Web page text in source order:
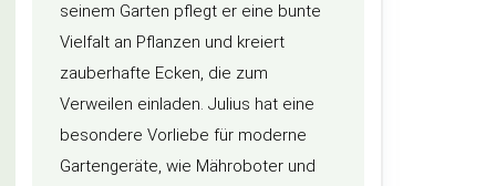
seinem Garten pflegt er eine bunte
Vielfalt an Pflanzen und kreiert
zauberhafte Ecken, die zum
Verweilen einladen. Julius hat eine
besondere Vorliebe für moderne
Gartengeräte, wie Mähroboter und